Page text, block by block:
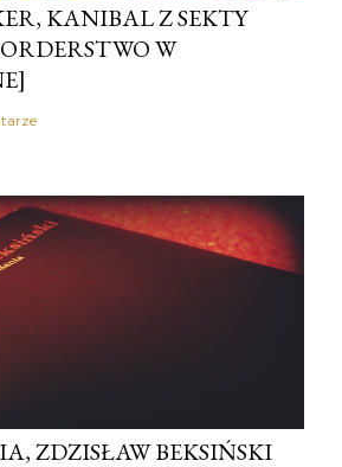
KANIBAL Z SEKTY
W
ZDZISŁAW BEKSIŃSKI